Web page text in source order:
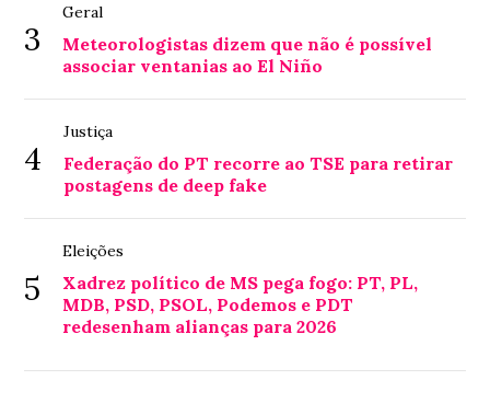
3
Geral
Meteorologistas dizem que não é possível
associar ventanias ao El Niño
4
Justiça
Federação do PT recorre ao TSE para retirar
postagens de deep fake
5
Eleições
Xadrez político de MS pega fogo: PT, PL,
MDB, PSD, PSOL, Podemos e PDT
redesenham alianças para 2026